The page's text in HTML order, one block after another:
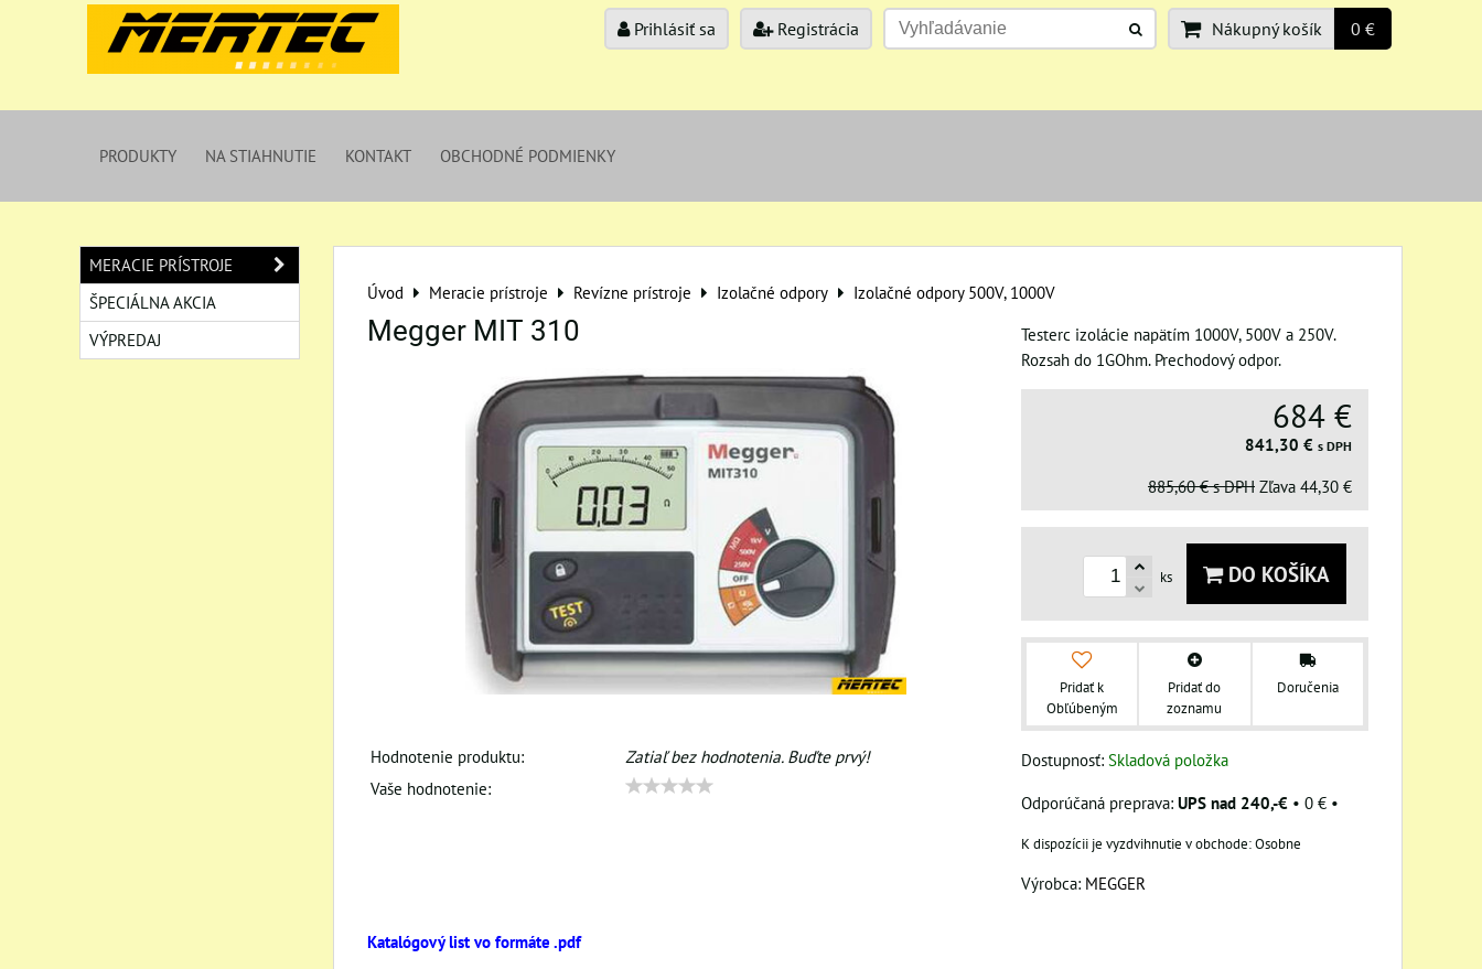
Prihlásiť sa Registrácia Nákupný košík 0 €
PRODUKTY NA STIAHNUTIE KONTAKT OBCHODNÉ PODMIENKY
Úvod Meracie prístroje Revízne prístroje Izolačné odpory Izolačné odpory 500V, 1000V
Megger MIT 310
Hodnotenie produktu:
Zatiaľ bez hodnotenia. Buďte prvý!
Vaše hodnotenie:
Testerc izolácie napätím 1000V, 500V a 250V.
Rozsah do 1GOhm. Prechodový odpor.
684 €
841,30 € s DPH
885,60 € s DPH Zľava 44,30 €
ks DO KOŠÍKA
Pridať k
Obľúbeným
Pridať do
zoznamu
Doručenia
Dostupnosť: Skladová položka
UPS nad 240,-€ • 0 € •
Osobne
Výrobca: MEGGER
Katalógový list vo formáte .pdf
MERACIE PRÍSTROJE
ŠPECIÁLNA AKCIA
VÝPREDAJ